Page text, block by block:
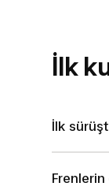
İlk
İlk